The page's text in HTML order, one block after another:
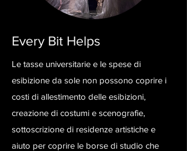
Every Bit Helps
Le tasse universitarie e le spese di
esibizione da sole non possono coprire i
costi di allestimento delle esibizioni,
creazione di costumi e scenografie,
sottoscrizione di residenze artistiche e
aiuto per coprire le borse di studio che